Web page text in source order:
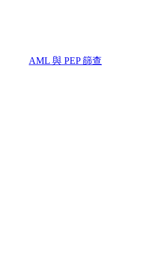
AML 與 PEP 篩查